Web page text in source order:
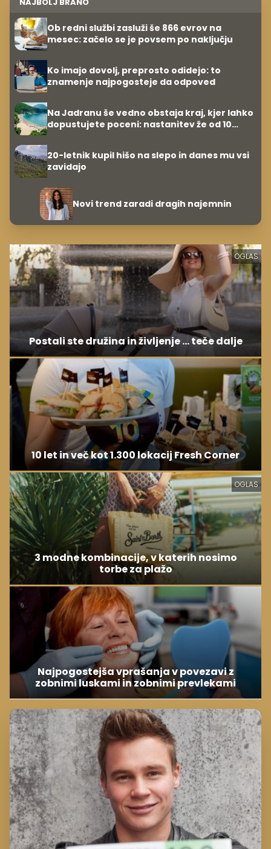
Ob redni službi zasluži še 866 evrov na
mesec: začelo se je povsem po naključju
Ko imajo dovolj, preprosto odidejo: to
znamenje najpogosteje da odpoved
Na Jadranu še vedno obstaja kraj, kjer lahko
dopustujete poceni: nastanitev že od 10
20-letnik kupil hišo na slepo in danes mu vsi
zavidajo
Novi trend zaradi dragih najemnin
OGLAS
Postali ste družina in življenje ... teče dalje
10 let in več kot 1.300 lokacij Fresh Corner
OGLAS
3 modne kombinacije, v katerih nosimo
torbe za plažo
Najpogostejša vprašanja v povezavi z
zobnimi luskami in zobnimi prevlekami